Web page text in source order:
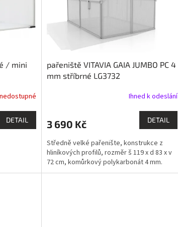
/ mini
DETAIL
pařeniště VITAVIA GAIA JUMBO PC 4
mm stříbrné LG3732
Ihned k odeslání
3 690 Kč DETAIL
Středně velké pařenište, konstrukce z
hliníkových profilů, rozměr š 119 x d 83 x v
72 cm, komůrkový polykarbonát 4 mm.